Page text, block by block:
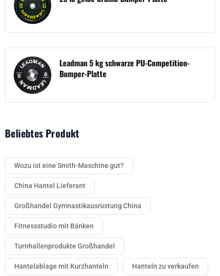
Leadman 5 kg schwarze PU-Competition-
Bumper-Platte
Beliebtes Produkt
Wozu ist eine Smith-Maschine gut?
China Hantel Lieferant
Großhandel Gymnastikausrüstung China
Fitnessstudio mit Bänken
Turnhallenprodukte Großhandel
Hantelablage mit Kurzhanteln Hanteln zu verkaufen